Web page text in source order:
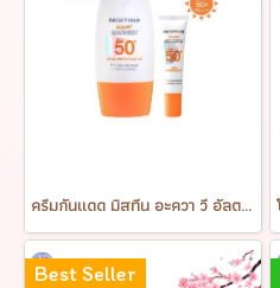
ครีมกันแดด มิสทีน อะควา วี อัลตร้า ไลท์แอนด์ไบร์ท ซันสกรีน เอสพีเอฟ50+ พีเอ++++ MISTINE AQUA V ULTRA LIGHT&BRIGHT SUNSCREEN SPF50+ PA++++
Best Seller